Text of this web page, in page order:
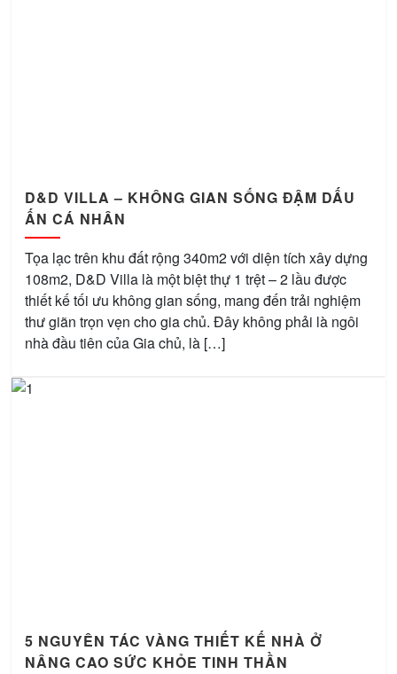
D&D VILLA – KHÔNG GIAN SỐNG ĐẬM DẤU
ẤN CÁ NHÂN
Tọa lạc trên khu đất rộng 340m2 với diện tích xây dựng
108m2, D&D Villa là một biệt thự 1 trệt – 2 lầu được
thiết kế tối ưu không gian sống, mang đến trải nghiệm
thư giãn trọn vẹn cho gia chủ. Đây không phải là ngôi
nhà đầu tiên của Gia chủ, là […]
5 NGUYÊN TÁC VÀNG THIẾT KẾ NHÀ Ở
NÂNG CAO SỨC KHỎE TINH THẦN